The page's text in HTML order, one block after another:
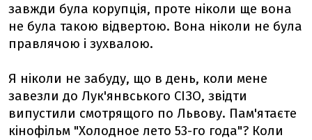
завжди була корупція, проте ніколи ще вона
не була такою відвертою. Вона ніколи не була
правлячою і зухвалою.
Я ніколи не забуду, що в день, коли мене
завезли до Лук'янвського СІЗО, звідти
випустили смотрящого по Львову. Пам'ятаєте
кінофільм "Холодное лето 53-го года"? Коли